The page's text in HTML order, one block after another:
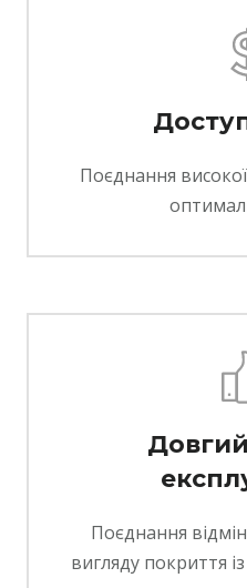
Поєднання високої
Поєднання
вигляду покриття